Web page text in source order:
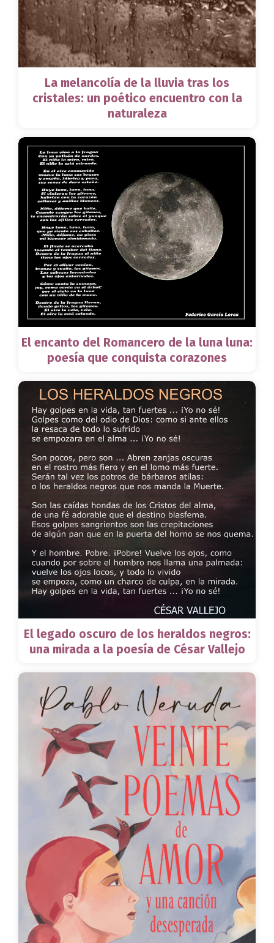
La melancolía de la lluvia tras los
cristales: un poético encuentro con la
naturaleza
El encanto del Romancero de la luna luna:
poesía que conquista corazones
El legado oscuro de los heraldos negros:
una mirada a la poesía de César Vallejo